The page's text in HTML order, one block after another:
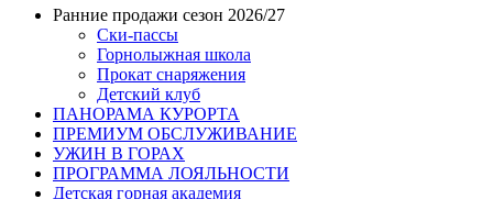
Ранние продажи сезон 2026/27
Ски-пассы
Горнолыжная школа
Прокат снаряжения
Детский клуб
ПАНОРАМА КУРОРТА
ПРЕМИУМ ОБСЛУЖИВАНИЕ
УЖИН В ГОРАХ
ПРОГРАММА ЛОЯЛЬНОСТИ
Детская горная академия